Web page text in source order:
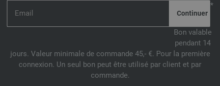
*
Bon valable
pendant 14
jours. Valeur minimale de commande 45,- €. Pour la première
connexion. Un seul bon peut être utilisé par client et par
commande.